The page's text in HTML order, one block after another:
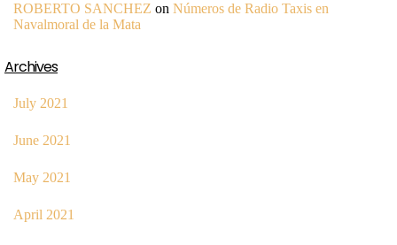
ROBERTO SANCHEZ on Números de Radio Taxis en
Navalmoral de la Mata
Archives
July 2021
June 2021
May 2021
April 2021